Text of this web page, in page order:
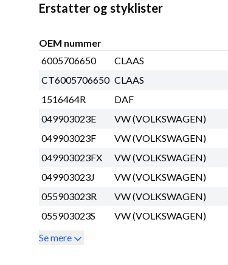
Erstatter og styklister
OEM nummer
6005706650
CLAAS
CT6005706650 CLAAS
1516464R
DAF
049903023E
VW (VOLKSWAGEN)
049903023F
VW (VOLKSWAGEN)
049903023FX
VW (VOLKSWAGEN)
049903023J
VW (VOLKSWAGEN)
055903023R
VW (VOLKSWAGEN)
055903023S
VW (VOLKSWAGEN)
Se mere